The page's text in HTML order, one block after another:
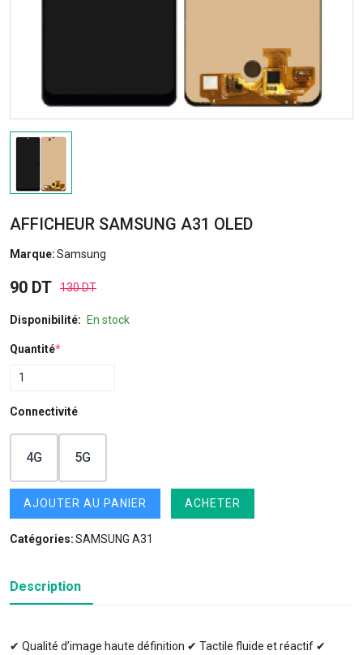
AFFICHEUR SAMSUNG A31 OLED
Marque:Samsung
90 DT 130 DT
Disponibilité: En stock
Quantité*
Connectivité
4G 5G
AJOUTER AU PANIER ACHETER
Catégories:SAMSUNG A31
Description
✔ Qualité d’image haute définition ✔ Tactile fluide et réactif ✔